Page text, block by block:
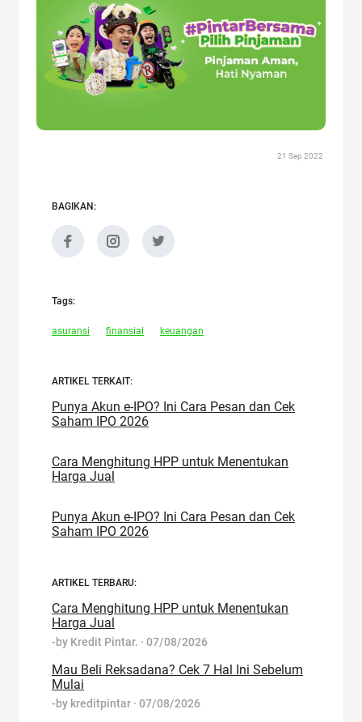
21 Sep 2022
BAGIKAN:
Tags:
asuransi finansial keuangan
ARTIKEL TERKAIT:
Punya Akun e-IPO? Ini Cara Pesan dan Cek
Saham IPO 2026
Cara Menghitung HPP untuk Menentukan
Harga Jual
Punya Akun e-IPO? Ini Cara Pesan dan Cek
Saham IPO 2026
ARTIKEL TERBARU:
Cara Menghitung HPP untuk Menentukan
Harga Jual
-by Kredit Pintar. · 07/08/2026
Mau Beli Reksadana? Cek 7 Hal Ini Sebelum
Mulai
-by kreditpintar · 07/08/2026